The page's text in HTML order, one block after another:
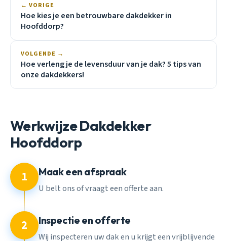
← VORIGE
Hoe kies je een betrouwbare dakdekker in
Hoofddorp?
VOLGENDE →
Hoe verleng je de levensduur van je dak? 5 tips van
onze dakdekkers!
Werkwijze Dakdekker
Hoofddorp
1 Maak een afspraak
U belt ons of vraagt een offerte aan.
2 Inspectie en offerte
Wij inspecteren uw dak en u krijgt een vrijblijvende